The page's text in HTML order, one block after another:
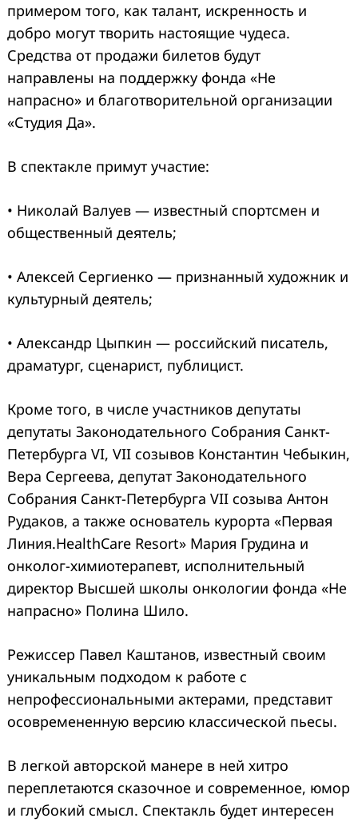
примером того, как талант, искренность и
добро могут творить настоящие чудеса.
Средства от продажи билетов будут
направлены на поддержку фонда «Не
напрасно» и благотворительной организации
«Студия Да».
В спектакле примут участие:
• Николай Валуев — известный спортсмен и
общественный деятель;
• Алексей Сергиенко — признанный художник и
культурный деятель;
• Александр Цыпкин — российский писатель,
драматург, сценарист, публицист.
Кроме того, в числе участников депутаты
депутаты Законодательного Собрания Санкт-
Петербурга VI, VII созывов Константин Чебыкин,
Вера Сергеева, депутат Законодательного
Собрания Санкт-Петербурга VII созыва Антон
Рудаков, а также основатель курорта «Первая
Линия.HealthCare Resort» Мария Грудина и
онколог-химиотерапевт, исполнительный
директор Высшей школы онкологии фонда «Не
напрасно» Полина Шило.
Режиссер Павел Каштанов, известный своим
уникальным подходом к работе с
непрофессиональными актерами, представит
осовремененную версию классической пьесы.
В легкой авторской манере в ней хитро
переплетаются сказочное и современное, юмор
и глубокий смысл. Спектакль будет интересен